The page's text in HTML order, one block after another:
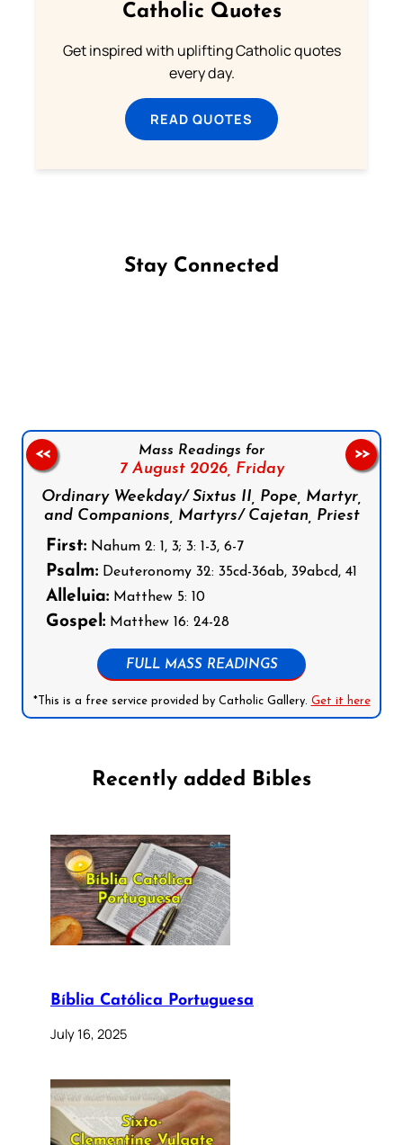
Catholic Quotes
Get inspired with uplifting Catholic quotes
every day.
READ QUOTES
Stay Connected
Mass Readings for
7 August 2026, Friday
Ordinary Weekday/ Sixtus II, Pope, Martyr,
and Companions, Martyrs/ Cajetan, Priest
First: Nahum 2: 1, 3; 3: 1-3, 6-7
Psalm: Deuteronomy 32: 35cd-36ab, 39abcd, 41
Alleluia: Matthew 5: 10
Gospel: Matthew 16: 24-28
FULL MASS READINGS
*This is a free service provided by Catholic Gallery. Get it here
<< >>
Recently added Bibles
Bíblia Católica Portuguesa
July 16, 2025